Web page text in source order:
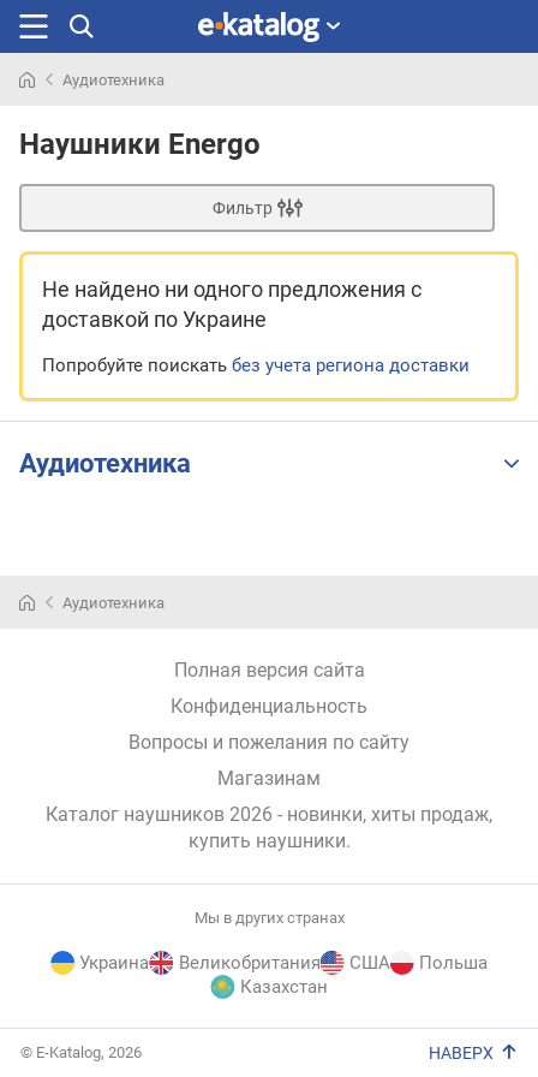
раньше
Аудиотехника
Наушники Energo
Фильтр
Не найдено ни одного предложения с
доставкой по Украине
Попробуйте поискать без учета региона доставки
Аудиотехника
Аудиотехника
Полная версия сайта
Конфиденциальность
Вопросы и пожелания по сайту
Магазинам
Каталог наушников 2026 - новинки, хиты продаж,
купить наушники.
Мы в других странах
Украина Великобритания США
Польша
Казахстан
© E-Katalog, 2026 НАВЕРХ